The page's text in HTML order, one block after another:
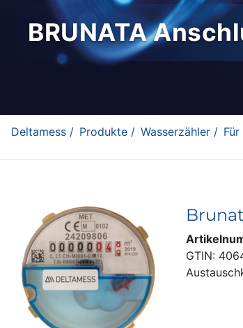
BRUNATA
Deltamess / Produkte / Wasserzähler /
GTIN: